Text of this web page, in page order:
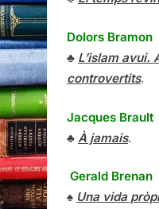
Dolors Bramon
♣ L’islam avui.
controvertits.
Jacques Brault
♣ À jamais.
Gerald Brenan
♠ Una vida